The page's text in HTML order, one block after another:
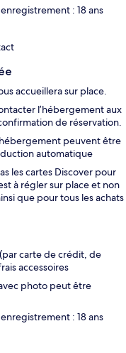
: 18 ans
accueillera sur place.
l’hébergement aux
de réservation.
peuvent être
automatique
les cartes Discover pour
à régler sur place et non
que pour tous les achats
carte de crédit, de
accessoires
photo peut être
: 18 ans